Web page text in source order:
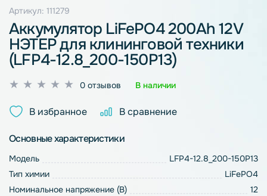
Артикул: 111279
Аккумулятор LiFePO4 200Ah 12V
НЭТЕР для клининговой техники
(LFP4-12.8_200-150P13)
Оценка
из
0 отзывов В наличии
В избранное В сравнение
Основные характеристики
Модель
LFP4-12.8_200-150P13
Тип химии
LiFePO4
Номинальное напряжение (В)
12